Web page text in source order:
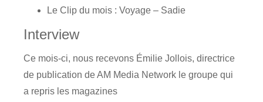
Le Clip du mois : Voyage – Sadie
Interview
Ce mois-ci, nous recevons Émilie Jollois, directrice
de publication de AM Media Network le groupe qui
a repris les magazines